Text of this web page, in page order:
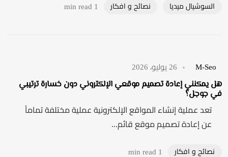
السوشيال ميديا نصائح و افكار 1 min read
M-Seo 26 يوليو، 2026
هل يمكنني إعادة تصميم موقعي الإلكتروني دون خسارة ترتيبي
في جوجل؟
تعد عملية إنشاء المواقع الإلكترونية عملية مختلفة تماماً
عن إعادة تصميم موقع قائم...
نصائح و افكار 1 min read